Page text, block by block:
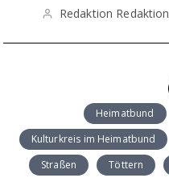
Redaktion Redaktion
Heimatbund
Kulturkreis im Heimatbund
Straßen
Töttern